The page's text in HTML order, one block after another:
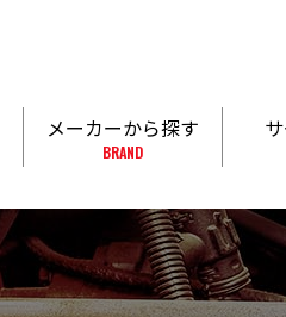
メーカーから探す
BRAND